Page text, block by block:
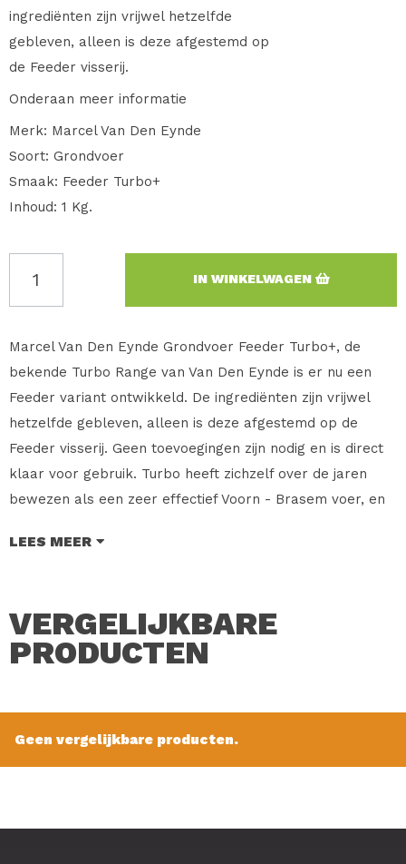
ingrediënten zijn vrijwel hetzelfde
gebleven, alleen is deze afgestemd op
de Feeder visserij.
Onderaan meer informatie
Merk: Marcel Van Den Eynde
Soort: Grondvoer
Smaak: Feeder Turbo+
Inhoud: 1 Kg.
IN WINKELWAGEN
Marcel Van Den Eynde Grondvoer Feeder Turbo+, de
bekende Turbo Range van Van Den Eynde is er nu een
Feeder variant ontwikkeld. De ingrediënten zijn vrijwel
hetzelfde gebleven, alleen is deze afgestemd op de
Feeder visserij. Geen toevoegingen zijn nodig en is direct
klaar voor gebruik. Turbo heeft zichzelf over de jaren
bewezen als een zeer effectief Voorn - Brasem voer, en
kanalen, rivieren en vijvers.
Soort: Grondvoer
Smaak: Feeder Turbo+
Inhoud: 1 Kg.
LEES MEER
VERGELIJKBARE
PRODUCTEN
Geen vergelijkbare producten.